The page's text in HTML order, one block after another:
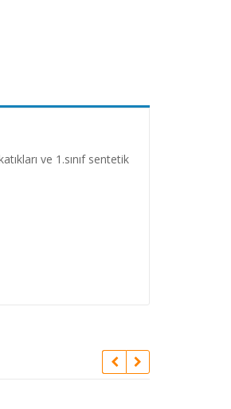
ve 1.sınıf sentetik